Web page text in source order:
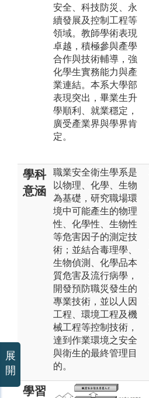
安全、科技防災、永
續發展及控制工程等
領域。教師學術表現
卓越，積極參與產學
合作與技術輔導，強
化學生實務能力與產
業連結。本系大學部
表現突出，畢業生升
學順利、就業穩定，
廣受產業界與學界肯
定。
學科
意涵
職業安全衛生學系是
以物理、化學、生物
為基礎，研究職場環
境中可能產生的物理
性、化學性、生物性
等危害因子的測定技
術；並結合毒理學、
生物偵測、化學品本
質危害及流行病學，
開發預防職災發生的
專業技術，並以人因
工程、環境工程及機
械工程等控制技術，
達到作業環境之安全
與衛生的最終管理目
的。
學習
展
開